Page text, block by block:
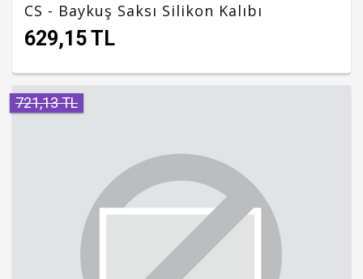
CS - Baykuş Saksı Silikon Kalıbı
629,15 TL
721,13 TL